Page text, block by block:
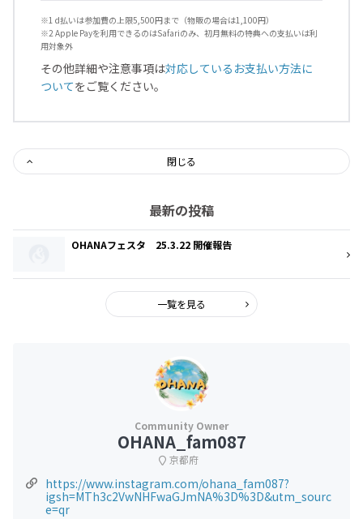
※1 d払いは参加費の上限5,500円まで（物販の場合は1,100円）
※2 Apple Payを利用できるのはSafariのみ、初月無料の特典への支払いは利
用対象外
その他詳細や注意事項は対応しているお支払い方法に
ついてをご覧ください。
閉じる
最新の投稿
OHANAフェスタ 25.3.22 開催報告
一覧を見る
OHANA_fam087
京都府
https://www.instagram.com/ohana_fam087?
igsh=MTh3c2VwNHFwaGJmNA%3D%3D&utm_sourc
e=qr